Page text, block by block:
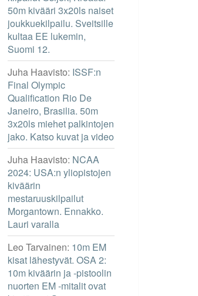
50m kivääri 3x20ls naiset
joukkuekilpailu. Sveitsille
kultaa EE lukemin,
Suomi 12.
Juha Haavisto: ISSF:n
Final Olympic
Qualification Rio De
Janeiro, Brasilia. 50m
3x20ls miehet palkintojen
jako. Katso kuvat ja video
Juha Haavisto: NCAA
2024: USA:n yliopistojen
kiväärin
mestaruuskilpailut
Morgantown. Ennakko.
Lauri varalla
Leo Tarvainen: 10m EM
kisat lähestyvät. OSA 2:
10m kiväärin ja -pistoolin
nuorten EM -mitalit ovat